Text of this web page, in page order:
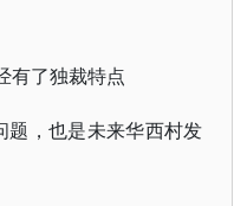
有了独裁特点
题，也是未来华西村发